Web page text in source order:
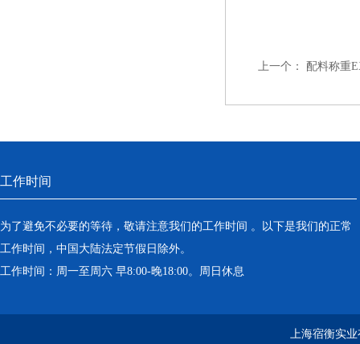
上一个： 配料称重
工作时间
为了避免不必要的等待，敬请注意我们的工作时间 。以下是我们的正常
工作时间，中国大陆法定节假日除外。
工作时间：周一至周六 早8:00-晚18:00。周日休息
上海宿衡实